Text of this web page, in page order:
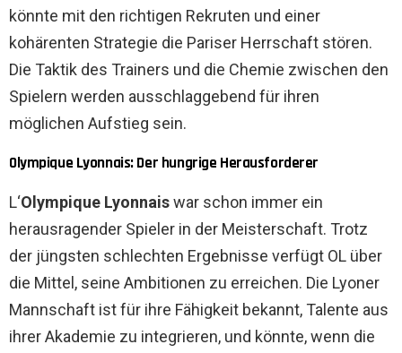
könnte mit den richtigen Rekruten und einer
kohärenten Strategie die Pariser Herrschaft stören.
Die Taktik des Trainers und die Chemie zwischen den
Spielern werden ausschlaggebend für ihren
möglichen Aufstieg sein.
Olympique Lyonnais: Der hungrige Herausforderer
L‘Olympique Lyonnaiswar schon immer ein
herausragender Spieler in der Meisterschaft. Trotz
der jüngsten schlechten Ergebnisse verfügt OL über
die Mittel, seine Ambitionen zu erreichen. Die Lyoner
Mannschaft ist für ihre Fähigkeit bekannt, Talente aus
ihrer Akademie zu integrieren, und könnte, wenn die